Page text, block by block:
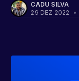
CADU SILVA
29 DEZ 2022
•